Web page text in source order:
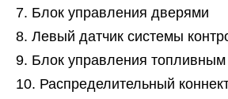
Блок управления дверями
Левый датчик системы
Блок управления
Распределительный